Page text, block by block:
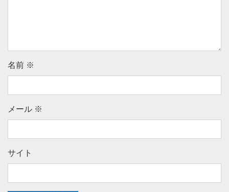
名前 ※
メール ※
サイト